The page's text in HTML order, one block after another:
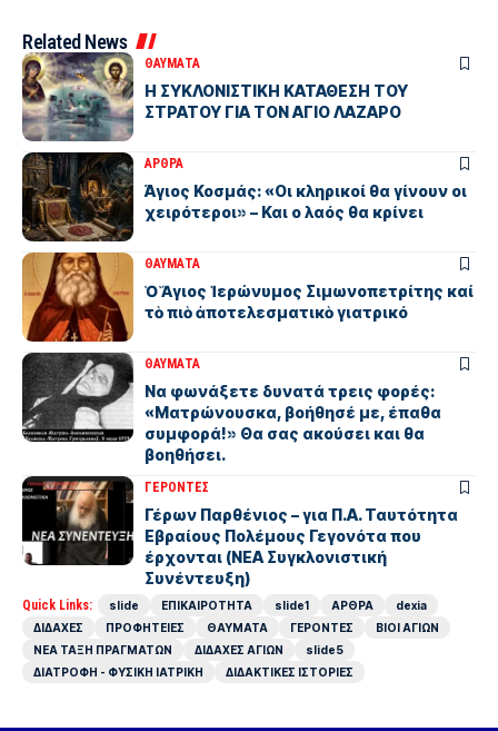
Related News
ΘΑΥΜΑΤΑ
Η ΣΥΚΛΟΝΙΣΤΙΚΗ ΚΑΤΑΘΕΣΗ ΤΟΥ
ΣΤΡΑΤΟΥ ΓΙΑ ΤΟΝ ΑΓΙΟ ΛΑΖΑΡΟ
ΑΡΘΡΑ
Άγιος Κοσμάς: «Οι κληρικοί θα γίνουν οι
χειρότεροι» – Και ο λαός θα κρίνει
ΘΑΥΜΑΤΑ
Ὁ Ἅγιος Ἱερώνυμος Σιμωνοπετρίτης καί
τὸ πιὸ ἀποτελεσματικὸ γιατρικό
ΘΑΥΜΑΤΑ
Να φωνάξετε δυνατά τρεις φορές:
«Ματρώνουσκα, βοήθησέ με, έπαθα
συμφορά!» Θα σας ακούσει και θα
βοηθήσει.
ΓΕΡΟΝΤΕΣ
Γέρων Παρθένιος – για Π.Α. Ταυτότητα
Εβραίους Πολέμους Γεγονότα που
έρχονται (ΝΕΑ Συγκλονιστική
Συνέντευξη)
Quick Links: slide ΕΠΙΚΑΙΡΟΤΗΤΑ slide1 ΑΡΘΡΑ
dexia
ΔΙΔΑΧΕΣ
ΠΡΟΦΗΤΕΙΕΣ ΘΑΥΜΑΤΑ ΓΕΡΟΝΤΕΣ
ΒΙΟΙ ΑΓΙΩΝ
ΝΕΑ ΤΑΞΗ ΠΡΑΓΜΑΤΩΝ
ΔΙΔΑΧΕΣ ΑΓΙΩΝ
slide5
ΔΙΑΤΡΟΦΗ - ΦΥΣΙΚΗ ΙΑΤΡΙΚΗ
ΔΙΔΑΚΤΙΚΕΣ ΙΣΤΟΡΙΕΣ